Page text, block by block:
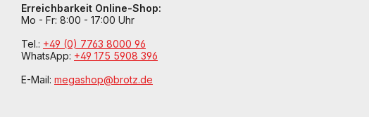
Erreichbarkeit Online-Shop:
Mo - Fr: 8:00 - 17:00 Uhr
Tel.: +49 (0) 7763 8000 96
WhatsApp: +49 175 5908 396
E-Mail: megashop@brotz.de